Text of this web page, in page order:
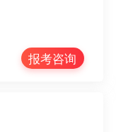
报考咨询